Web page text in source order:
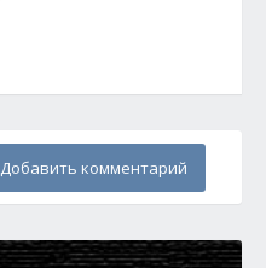
Добавить комментарий